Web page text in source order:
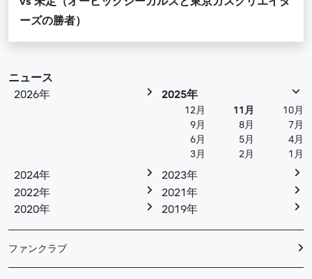
ーズの勝者）
ニュース
2026年
2025年
12月 11月
10月
9月
8月
7月
6月
5月
4月
3月
2月 1月
2024年
2023年
2022年
2021年
2020年
2019年
ファンクラブ